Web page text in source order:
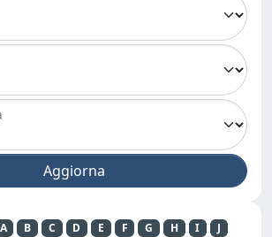
A B C D E F G H I
J